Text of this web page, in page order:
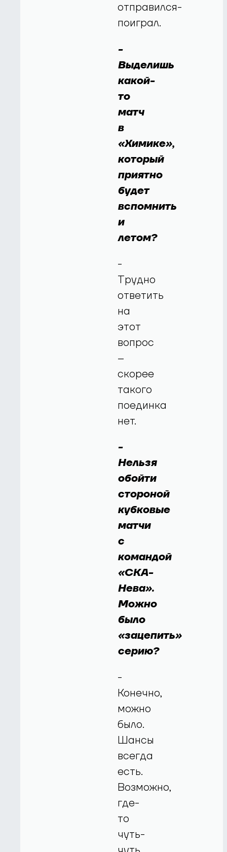
отправился-
поиграл.
-
Выделишь
какой-
то
матч
в
«Химике»,
который
приятно
будет
вспомнить
и
летом?
-
Трудно
ответить
на
этот
вопрос
–
скорее
такого
поединка
нет.
-
Нельзя
обойти
стороной
кубковые
матчи
с
командой
«СКА-
Нева».
Можно
было
«зацепить»
серию?
-
Конечно,
можно
было.
Шансы
всегда
есть.
Возможно,
где-
то
чуть-